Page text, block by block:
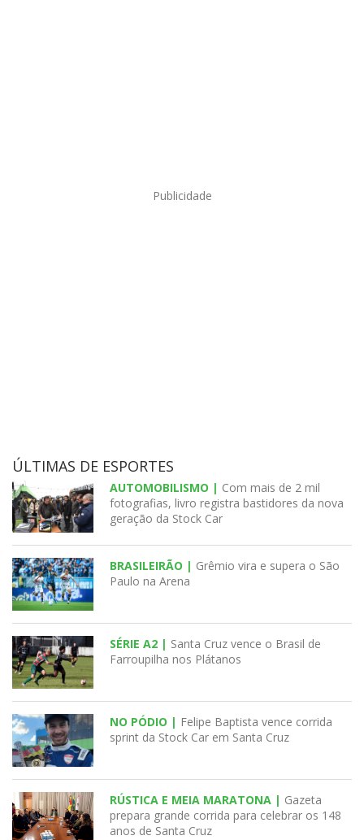
Publicidade
ÚLTIMAS DE ESPORTES
AUTOMOBILISMO | Com mais de 2 mil
fotografias, livro registra bastidores da nova
geração da Stock Car
BRASILEIRÃO | Grêmio vira e supera o São
Paulo na Arena
SÉRIE A2 | Santa Cruz vence o Brasil de
Farroupilha nos Plátanos
NO PÓDIO | Felipe Baptista vence corrida
sprint da Stock Car em Santa Cruz
RÚSTICA E MEIA MARATONA | Gazeta
prepara grande corrida para celebrar os 148
anos de Santa Cruz